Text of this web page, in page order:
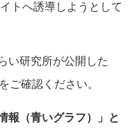
トへ誘導しようとして
い研究所が公開した
ご確認ください。
報（青いグラフ）」と